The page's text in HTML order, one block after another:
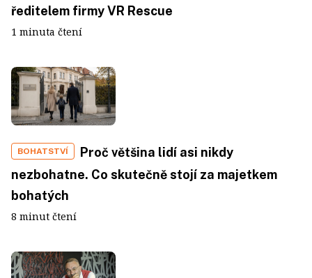
ředitelem firmy VR Rescue
1 minuta čtení
BOHATSTVÍ
Proč většina lidí asi nikdy
nezbohatne. Co skutečně stojí za majetkem
bohatých
8 minut čtení